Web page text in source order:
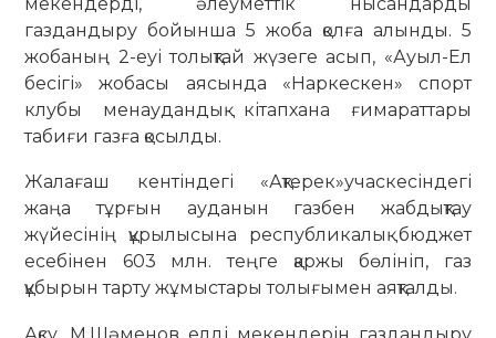
газдандыру бойынша 5 жоба қолға алынды. 5
жобаның 2-еуі толықтай жүзеге асып, «Ауыл-Ел
бесігі» жобасы аясында «Наркескен» спорт
клубы менаудандық кітапхана ғимараттары
табиғи газға қосылды.
Жалағаш кентіндегі «Ақтерек»учаскесіндегі
жаңа тұрғын ауданын газбен жабдықтау
жүйесінің құрылысына республикалық бюджет
есебінен 603 млн. теңге қаржы бөлініп, газ
құбырын тарту жұмыстары толығымен аяқталды.